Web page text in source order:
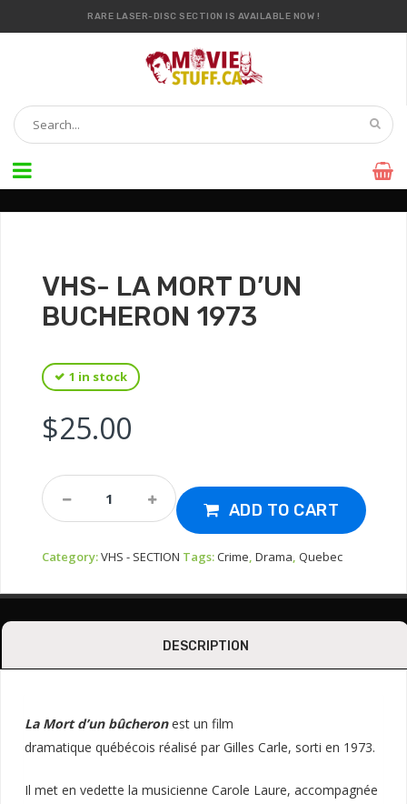
RARE LASER-DISC SECTION IS AVAILABLE NOW !
IT’S OFFICIAL — WE NOW HAVE OVER 20,000 ITEMS !
VHS- LA MORT D’UN
BUCHERON 1973
1 in stock
$25.00
Vhs-
La
Mort
Bucheron
Quantity
ADD TO CART
Category:VHS - SECTION Tags:Crime, Drama, Quebec
DESCRIPTION
La Mort d’un bûcheronest un film
dramatique québécois réalisé par Gilles Carle, sorti en 1973.
Il met en vedette la musicienne Carole Laure, accompagnée